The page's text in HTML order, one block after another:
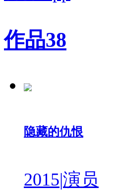
作品38
隐藏的仇恨
2015|演员